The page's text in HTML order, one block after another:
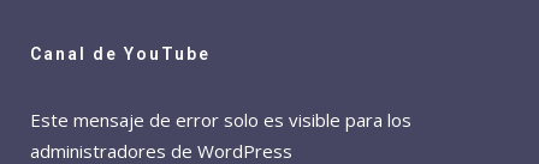
Canal de YouTube
Este mensaje de error solo es visible para los
administradores de WordPress